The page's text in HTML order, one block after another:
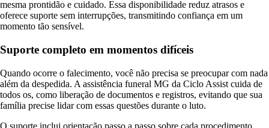
mesma prontidão e cuidado. Essa disponibilidade reduz atrasos e
oferece suporte sem interrupções, transmitindo confiança em um
momento tão sensível.
Suporte completo em momentos difíceis
Quando ocorre o falecimento, você não precisa se preocupar com nada
além da despedida. A assistência funeral MG da Ciclo Assist cuida de
todos os, como liberação de documentos e registros, evitando que sua
família precise lidar com essas questões durante o luto.
O suporte inclui orientação passo a passo sobre cada procedimento